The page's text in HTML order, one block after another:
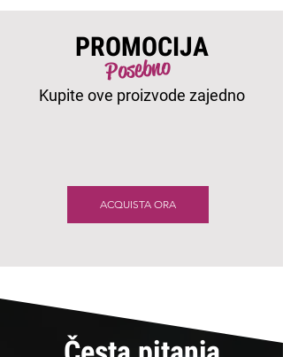
PROMOCIJA
Posebno
Kupite ove proizvode zajedno
ACQUISTA ORA